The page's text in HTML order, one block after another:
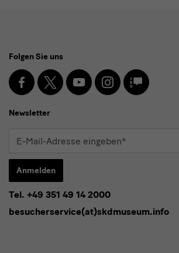
Media
und
Newsletter
Folgen Sie uns
Facebook
X YoutubeInstagramSKD
Blog
Newsletter
E-
Adresse
Anmelden
* Pflichtfeld
Ich stimme derDatenschutzerklärung
Tel. +49 351 49 14 2000
besucherservice(at)skdmuseum.info